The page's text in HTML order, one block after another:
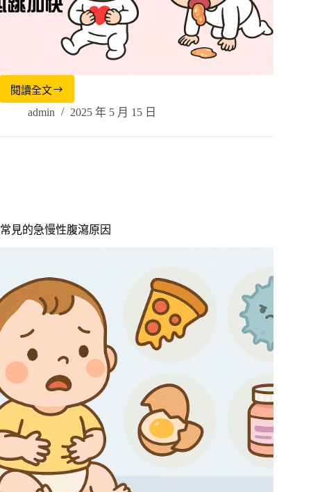
閱讀全文
admin 2025 年 5 月 15 日
常見的急慢性腹瀉原因